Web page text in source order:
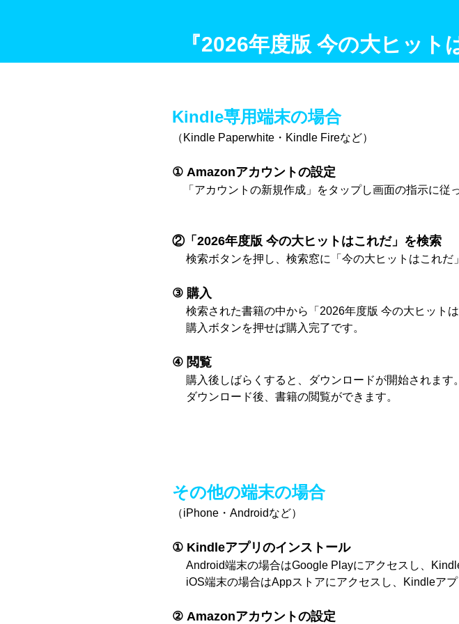
『2026年度版 今の大ヒッ
Kindle専用端末の場合
（Kindle Paperwhite・Kindle Fireなど）
① Amazonアカウントの設定
「アカウントの新規作成」をタップし画面の指示に従
②「2026年度版 今の大ヒットはこれだ」を検索
検索ボタンを押し、検索窓に「今の大ヒットはこれだ
③ 購入
検索された書籍の中から「2026年度版 今の大ヒットは
購入ボタンを押せば購入完了です。
④ 閲覧
購入後しばらくすると、ダウンロードが開始されます。
ダウンロード後、書籍の閲覧ができます。
その他の端末の場合
（iPhone・Androidなど）
① Kindleアプリのインストール
Android端末の場合はGoogle Playにアクセスし、
iOS端末の場合はAppストアにアクセスし、Kindleアプ
② Amazonアカウントの設定